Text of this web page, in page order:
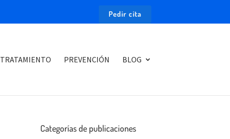
Pedir cita
TRATAMIENTO PREVENCIÓN BLOG
Categorías de publicaciones